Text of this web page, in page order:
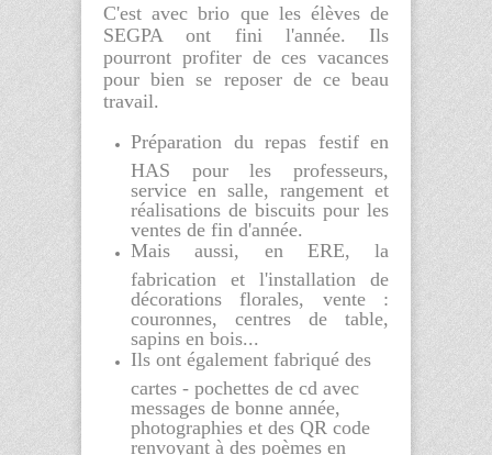
C'est avec brio que les élèves de
SEGPA ont fini l'année. Ils
pourront profiter de ces vacances
pour bien se reposer de ce beau
travail.
Préparation du repas festif en
HAS pour les professeurs,
service en salle, rangement et
réalisations de biscuits pour les
ventes de fin d'année.
Mais aussi, en ERE, la
fabrication et l'installation de
décorations florales, vente :
couronnes, centres de table,
sapins en bois...
Ils ont également fabriqué des
cartes - pochettes de cd avec
messages de bonne année,
photographies et des QR code
renvoyant à des poèmes en